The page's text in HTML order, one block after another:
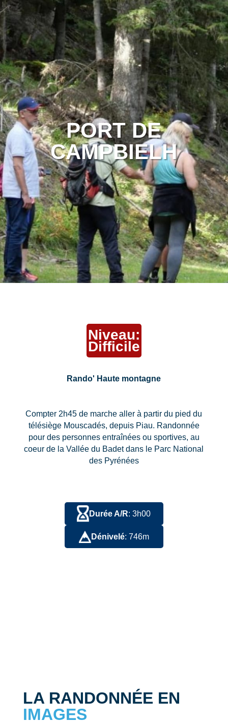
PORT DE
CAMPBIELH
Niveau:
Difficile
Rando' Haute montagne
Compter 2h45 de marche aller à partir du pied du
télésiège Mouscadés, depuis Piau. Randonnée
pour des personnes entraînées ou sportives, au
coeur de la Vallée du Badet dans le Parc National
des Pyrénées
Durée A/R: 3h00
Dénivelé: 746m
LA RANDONNÉE EN
IMAGES